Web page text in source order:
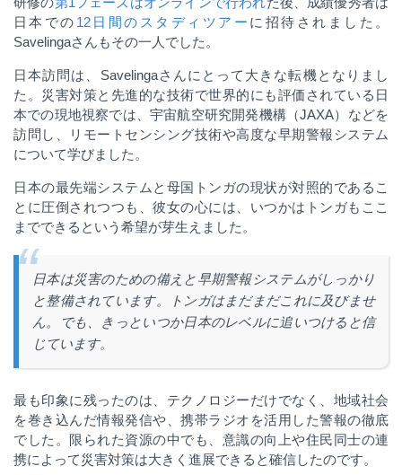
日本での 12日間のスタディツアー に招待されました。
Savelingaさんもその一人でした。
日本訪問は、 Savelingaさんにとって大きな転機となりまし
た。災害対策と先進的な技術で世界的にも評価されている日
本での現地視察では、宇宙航空研究開発機構（JAXA）などを
訪問し、リモートセンシング技術や高度な早期警報システム
について学びました。
日本の最先端システムと母国トンガの現状が対照的であるこ
とに圧倒されつつも、彼女の心には、いつかはトンガもここ
までできるという希望が芽生えました。
日本は災害のための備えと早期警報システムがしっかり
と整備されています。トンガはまだまだこれに及びませ
ん。でも、きっといつか日本のレベルに追いつけると信
じています。
最も印象に残ったのは、テクノロジーだけでなく、地域社会
を巻き込んだ情報発信や、携帯ラジオを活用した警報の徹底
でした。限られた資源の中でも、意識の向上や住民同士の連
携によって災害対策は大きく進展できると確信したのです。